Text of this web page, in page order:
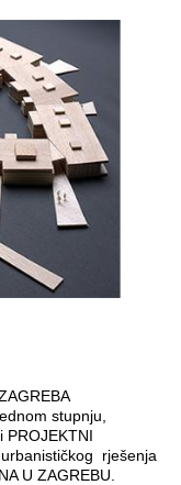
stupnju,
PROJEKTNI
rješenja
U ZAGREBU.